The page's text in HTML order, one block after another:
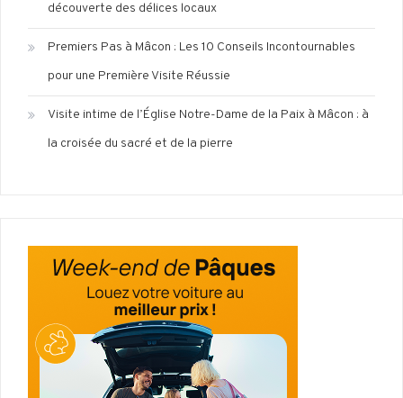
découverte des délices locaux
Premiers Pas à Mâcon : Les 10 Conseils Incontournables
pour une Première Visite Réussie
Visite intime de l’Église Notre-Dame de la Paix à Mâcon : à
la croisée du sacré et de la pierre